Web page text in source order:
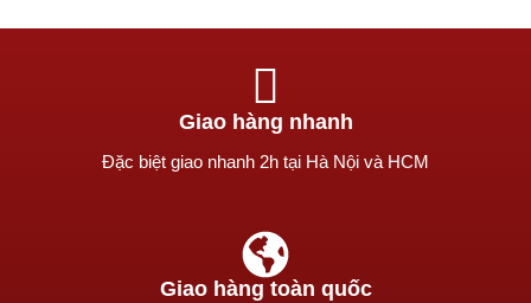
Giao hàng nhanh
Ðặc biệt giao nhanh 2h tại Hà Nội và HCM
Giao hàng toàn quốc